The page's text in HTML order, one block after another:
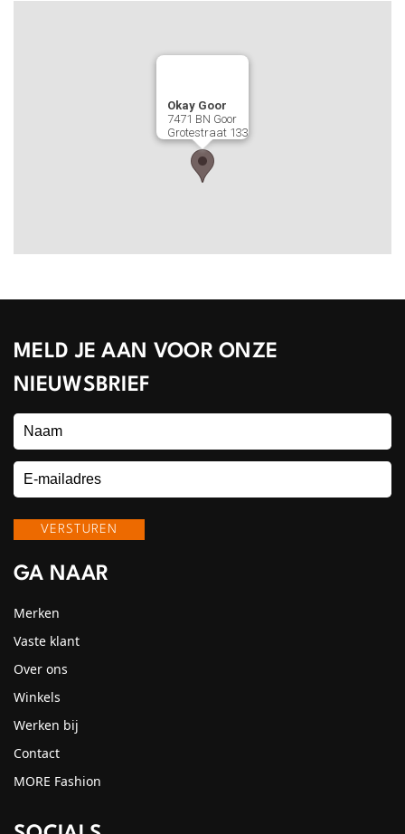
Okay Goor
7471 BN Goor
Grotestraat 133
MELD JE AAN VOOR ONZE
NIEUWSBRIEF
GA NAAR
Merken
Vaste klant
Over ons
Winkels
Werken bij
Contact
MORE Fashion